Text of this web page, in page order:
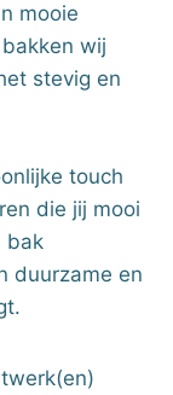
mooie
wij
stevig en
touch
die jij mooi
bak
duurzame en